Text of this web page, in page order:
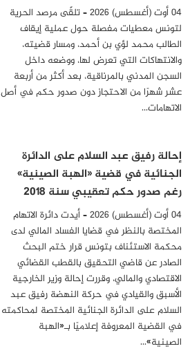
04 أوت (أغسطس) 2026 – تلقّى مرصد الحرية
لتونس معطيات مفصلة حول عملية إيقاف
الطالب محمد لؤي بن أحمد، ومسار قضيته،
والانتهاكات التي تعرض لها، ووضعه داخل
السجن المدني بالمرناقية، بعد أكثر من أربعة
عشر شهرًا من الاحتجاز دون صدور حكم في أصل
الاتهامات…
إحالة رفيق عبد السلام على الدائرة
الجنائية في قضية «الهبة الصينية»
رغم صدور حكم تعقيبي سنة 2018
04 أوت (أغسطس) 2026 – أيدت دائرة الاتهام
المختصة بالنظر في قضايا الفساد المالي لدى
محكمة الاستئناف بتونس قرار ختم البحث
الصادر عن قاضي التحقيق بالقطب القضائي
الاقتصادي والمالي، وقررت إحالة وزير الخارجية
الأسبق والقيادي في حركة النهضة رفيق عبد
السلام على الدائرة الجنائية المختصة لمحاكمته
في القضية المعروفة إعلاميًا بـ«الهبة
الصينية»…